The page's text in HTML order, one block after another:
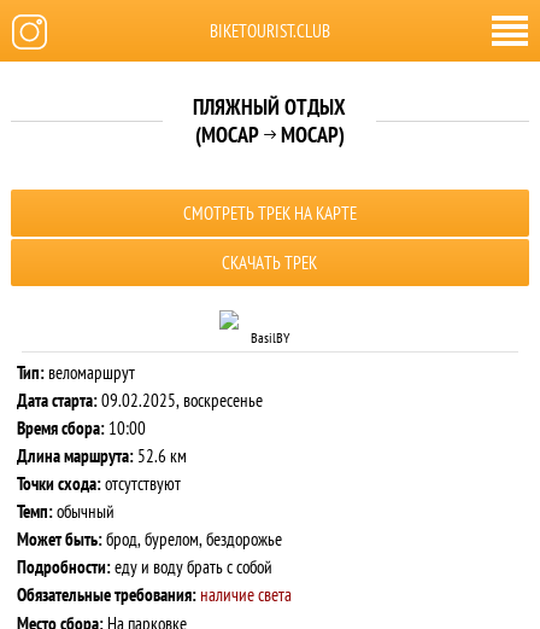
BIKETOURIST.CLUB
ПЛЯЖНЫЙ ОТДЫХ
(МОСАР МОСАР)
СМОТРЕТЬ ТРЕК НА КАРТЕ
СКАЧАТЬ ТРЕК
BasilBY
Тип:веломаршрут
Дата старта:09.02.2025, воскресенье
Время сбора:10:00
Длина маршрута:52.6 км
Точки схода:отсутствуют
Темп:обычный
Может быть:брод, бурелом, бездорожье
Подробности:еду и воду брать с собой
Обязательные требования:наличие света
Место сбора:На парковке